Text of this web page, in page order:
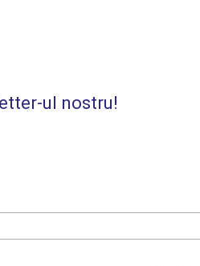
ul nostru!